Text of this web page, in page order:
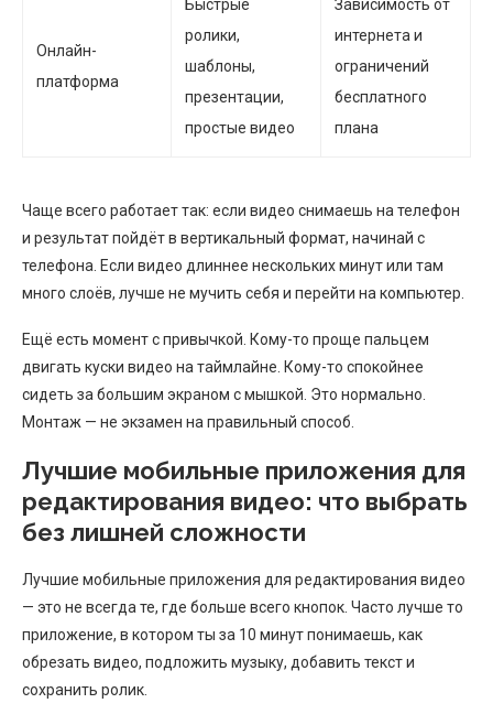
Онлайн-
платформа
Быстрые
ролики,
шаблоны,
презентации,
простые видео
Зависимость от
интернета и
ограничений
бесплатного
плана
Чаще всего работает так: если видео снимаешь на телефон
и результат пойдёт в вертикальный формат, начинай с
телефона. Если видео длиннее нескольких минут или там
много слоёв, лучше не мучить себя и перейти на компьютер.
Ещё есть момент с привычкой. Кому-то проще пальцем
двигать куски видео на таймлайне. Кому-то спокойнее
сидеть за большим экраном с мышкой. Это нормально.
Монтаж — не экзамен на правильный способ.
Лучшие мобильные приложения для
редактирования видео: что выбрать
без лишней сложности
Лучшие мобильные приложения для редактирования видео
— это не всегда те, где больше всего кнопок. Часто лучше то
приложение, в котором ты за 10 минут понимаешь, как
обрезать видео, подложить музыку, добавить текст и
сохранить ролик.